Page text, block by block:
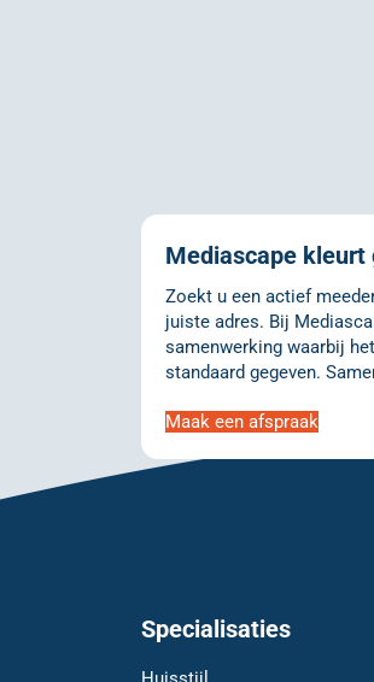
Mediascape
Zoekt u een actief
juiste adres. Bij
samenwerking waarbij
standaard gegeven.
Maak een afspraak
Specialisaties